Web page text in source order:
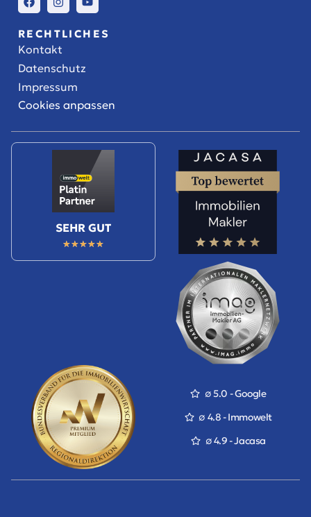
RECHTLICHES
Kontakt
Datenschutz
Impressum
Cookies anpassen
SEHR GUT
★★★★★
∅ 5.0 - Google
∅ 4.8 - Immowelt
∅ 4.9 - Jacasa